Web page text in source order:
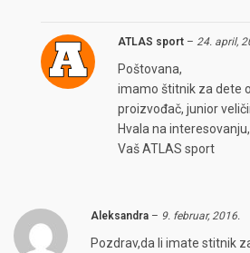
ATLAS sport – 24. april,
Poštovana,
imamo štitnik za dete
proizvođač, junior
Hvala na interesovanju,
Vaš ATLAS sport
Aleksandra – 9. februar, 2016.
Pozdrav,da li imate stitnik